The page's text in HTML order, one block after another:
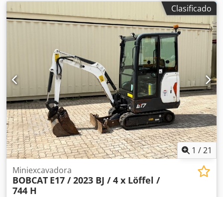
Clasificado
1 /21
Miniexcavadora
BOBCAT E17 / 2023 BJ / 4 x Löffel /
744 H